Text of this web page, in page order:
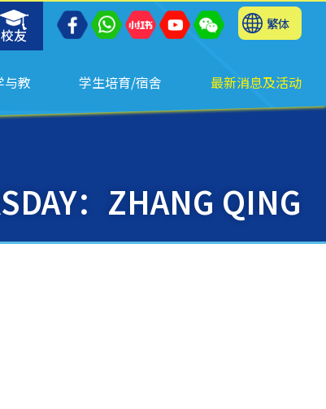
校友
繁体
与教 学生培育/宿舍 最新消息及活动
：ZHANG QING